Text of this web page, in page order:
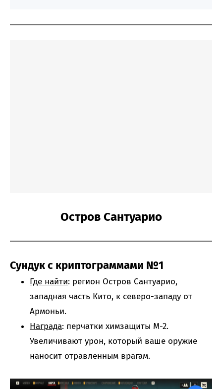
Остров Сантуарио
Сундук с криптограммами №1
Где найти: регион Остров Сантуарио,
западная часть Кито, к северо-западу от
Армоньи.
Награда: перчатки химзащиты М-2.
Увеличивают урон, который ваше оружие
наносит отравленным врагам.